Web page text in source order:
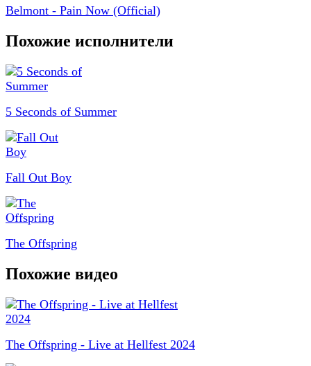
Belmont - Pain Now (Official)
Похожие исполнители
5 Seconds of Summer
Fall Out Boy
The Offspring
Похожие видео
The Offspring - Live at Hellfest 2024